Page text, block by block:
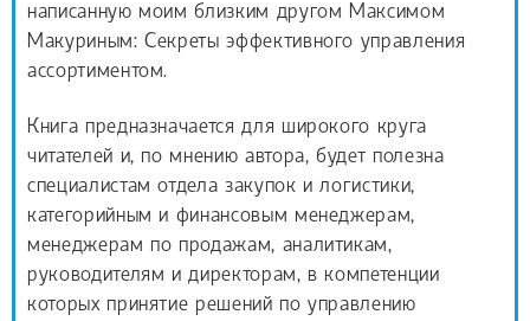
написанную моим близким другом Максимом
Макуриным: Секреты эффективного управления
ассортиментом.
Книга предназначается для широкого круга
читателей и, по мнению автора, будет полезна
специалистам отдела закупок и логистики,
категорийным и финансовым менеджерам,
менеджерам по продажам, аналитикам,
руководителям и директорам, в компетенции
которых принятие решений по управлению